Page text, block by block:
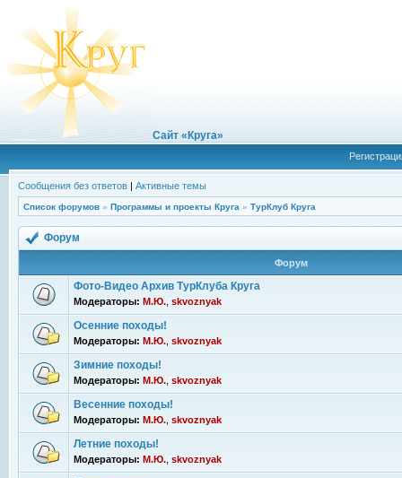
Сайт «Круга»
Сообщения без ответов | Активные темы
Список форумов » Программы и проекты Круга » ТурКлуб Круга
Форум
Форум
Фото-Видео Архив ТурКлуба Круга
Модераторы: М.Ю. skvoznyak
Осенние походы!
Модераторы: М.Ю. skvoznyak
Зимние походы!
Модераторы: М.Ю. skvoznyak
Весенние походы!
Модераторы: М.Ю. skvoznyak
Летние походы!
Модераторы: М.Ю. skvoznyak